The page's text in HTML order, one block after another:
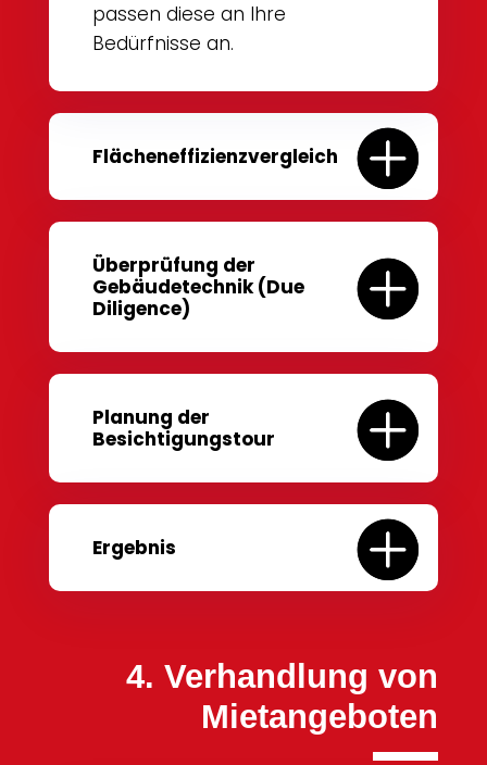
passen diese an Ihre
Bedürfnisse an.
Flächeneffizienzvergleich
Überprüfung der
Gebäudetechnik (Due
Diligence)
Planung der
Besichtigungstour
Ergebnis
4. Verhandlung von
Mietangeboten